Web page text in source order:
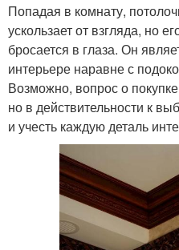
Попадая в комнату,
ускользает от взгляда, но
бросается в глаза. Он
интерьере наравне с
Возможно, вопрос о
но в действительности к
и учесть каждую деталь